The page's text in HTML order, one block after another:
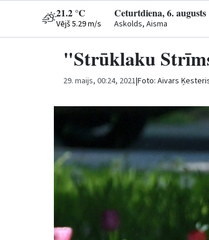
21.2 °C
Vējš 5.29 m/s
Ceturtdiena, 6. augusts
Askolds, Aisma
"Strūklaku
29. maijs, 00:24, 2021|Foto: Aivars